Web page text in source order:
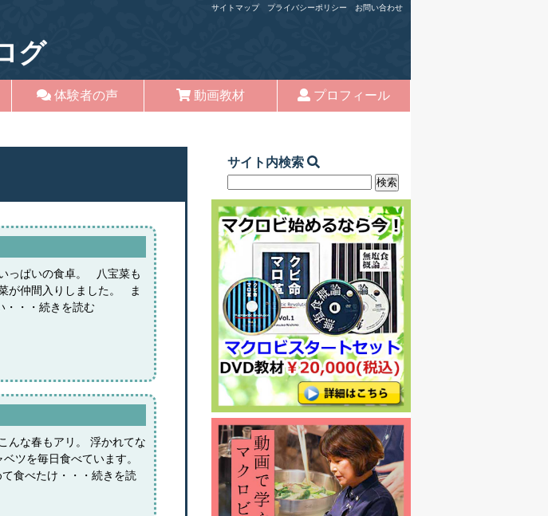
サイトマップ プライバシーポリシー お問い合わせ
グ
体験者の声 動画教材 プロフィール
っぱいの食卓。 八宝菜も
が仲間入りしました。 ま
・・・続きを読む
んな春もアリ。 浮かれてな
ツを毎日食べています。
食べたけ・・・続きを読
サイト内検索